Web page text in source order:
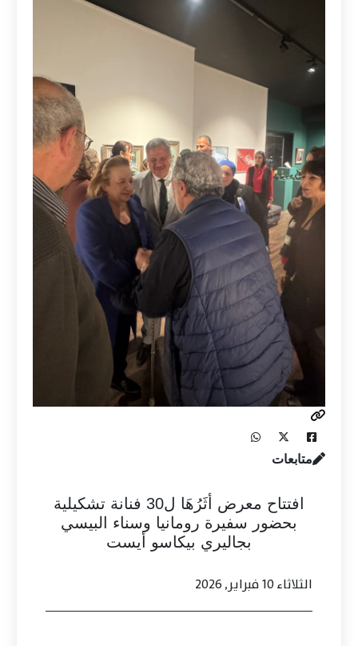
متابعات
افتتاح معرض أثَرُهَا ل30 فنانة تشكيلية
بحضور سفيرة رومانيا وسناء البيسي
بجاليري بيكاسو أيست
الثلاثاء 10 فبراير, 2026